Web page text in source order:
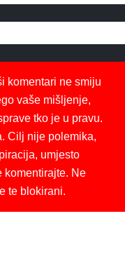
komentari ne smiju
vaše mišljenje,
tko je u pravu.
Cilj nije polemika,
umjesto
komentirajte. Ne
te blokirani.